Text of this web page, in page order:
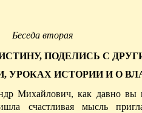
Беседа вторая
ПОДЕЛИСЬ С
УРОКАХ ИСТОРИИ И О
Михайлович, как давно вы
счастливая мысль